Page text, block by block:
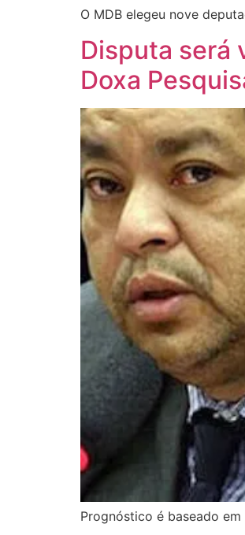
O MDB elegeu nove
Disputa será
Doxa
Prognóstico é baseado